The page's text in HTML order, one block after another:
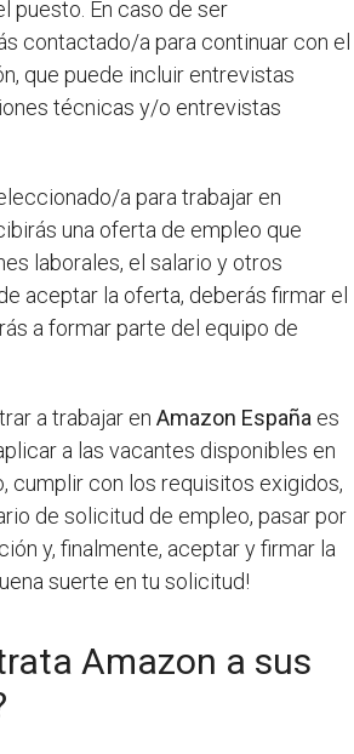
puesto. En caso de ser
contactado/a para continuar con el
que puede incluir entrevistas
técnicas y/o entrevistas
a para trabajar en
una oferta de empleo que
laborales, el salario y otros
aceptar la oferta, deberás firmar el
a formar parte del equipo de
a trabajar en Amazon España es
a las vacantes disponibles en
cumplir con los requisitos exigidos,
de solicitud de empleo, pasar por
y, finalmente, aceptar y firmar la
suerte en tu solicitud!
Amazon a sus